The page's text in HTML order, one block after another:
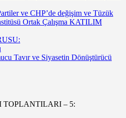
ve CHP’de değişim ve Tüzük
Ortak Çalışma KATILIM
Tavır ve Siyasetin Dönüştürücü